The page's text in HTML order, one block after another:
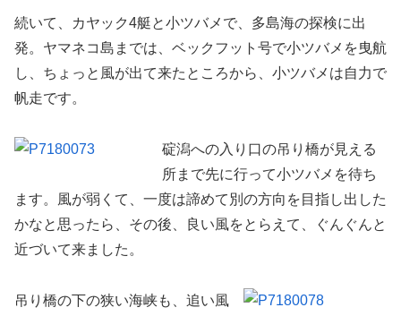
続いて、カヤック4艇と小ツバメで、多島海の探検に出
発。ヤマネコ島までは、ベックフット号で小ツバメを曳航
し、ちょっと風が出て来たところから、小ツバメは自力で
帆走です。
碇潟への入り口の吊り橋が見える
所まで先に行って小ツバメを待ち
ます。風が弱くて、一度は諦めて別の方向を目指し出した
かなと思ったら、その後、良い風をとらえて、ぐんぐんと
近づいて来ました。
吊り橋の下の狭い海峡も、追い風